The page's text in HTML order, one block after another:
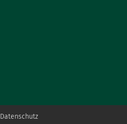
Datenschutz